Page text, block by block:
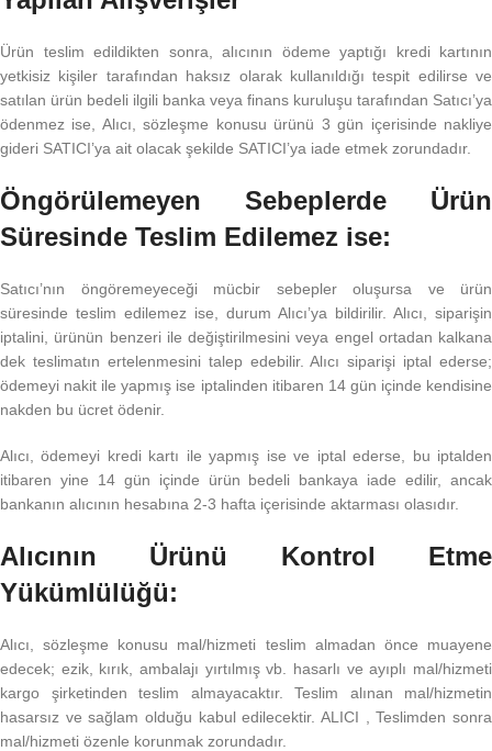
Ürün teslim edildikten sonra, alıcının ödeme yaptığı kredi kartının
yetkisiz kişiler tarafından haksız olarak kullanıldığı tespit edilirse ve
satılan ürün bedeli ilgili banka veya finans kuruluşu tarafından Satıcı’ya
ödenmez ise, Alıcı, sözleşme konusu ürünü 3 gün içerisinde nakliye
gideri SATICI’ya ait olacak şekilde SATICI’ya iade etmek zorundadır.
Öngörülemeyen Sebeplerde Ürün
Süresinde Teslim Edilemez ise:
Satıcı’nın öngöremeyeceği mücbir sebepler oluşursa ve ürün
süresinde teslim edilemez ise, durum Alıcı’ya bildirilir. Alıcı, siparişin
iptalini, ürünün benzeri ile değiştirilmesini veya engel ortadan kalkana
dek teslimatın ertelenmesini talep edebilir. Alıcı siparişi iptal ederse;
ödemeyi nakit ile yapmış ise iptalinden itibaren 14 gün içinde kendisine
nakden bu ücret ödenir.
Alıcı, ödemeyi kredi kartı ile yapmış ise ve iptal ederse, bu iptalden
itibaren yine 14 gün içinde ürün bedeli bankaya iade edilir, ancak
bankanın alıcının hesabına 2-3 hafta içerisinde aktarması olasıdır.
Alıcının Ürünü Kontrol Etme
Yükümlülüğü:
Alıcı, sözleşme konusu mal/hizmeti teslim almadan önce muayene
edecek; ezik, kırık, ambalajı yırtılmış vb. hasarlı ve ayıplı mal/hizmeti
kargo şirketinden teslim almayacaktır. Teslim alınan mal/hizmetin
hasarsız ve sağlam olduğu kabul edilecektir. ALICI , Teslimden sonra
mal/hizmeti özenle korunmak zorundadır.